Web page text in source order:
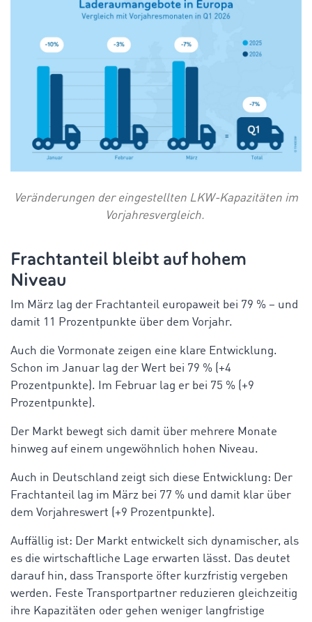
Veränderungen der eingestellten LKW-Kapazitäten im
Vorjahresvergleich.
Frachtanteil bleibt auf hohem
Niveau
Im März lag der Frachtanteil europaweit bei 79 % – und
damit 11 Prozentpunkte über dem Vorjahr.
Auch die Vormonate zeigen eine klare Entwicklung.
Schon im Januar lag der Wert bei 79 % (+4
Prozentpunkte). Im Februar lag er bei 75 % (+9
Prozentpunkte).
Der Markt bewegt sich damit über mehrere Monate
hinweg auf einem ungewöhnlich hohen Niveau.
Auch in Deutschland zeigt sich diese Entwicklung: Der
Frachtanteil lag im März bei 77 % und damit klar über
dem Vorjahreswert (+9 Prozentpunkte).
Auffällig ist: Der Markt entwickelt sich dynamischer, als
es die wirtschaftliche Lage erwarten lässt. Das deutet
darauf hin, dass Transporte öfter kurzfristig vergeben
werden. Feste Transportpartner reduzieren gleichzeitig
ihre Kapazitäten oder gehen weniger langfristige